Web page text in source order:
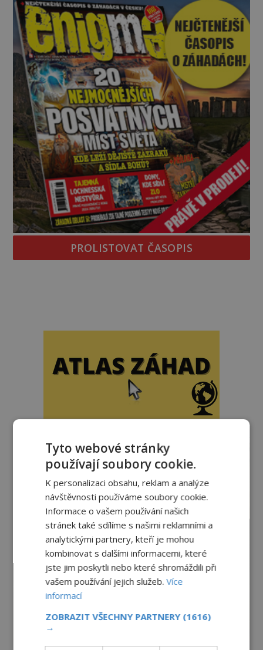
židovských komunitách po celém světě, je
PROLISTOVAT ČASOPIS
Tyto webové stránky
používají soubory cookie.
K personalizaci obsahu, reklam a analýze
návštěvnosti používáme soubory cookie.
Informace o vašem používání našich
stránek také sdílíme s našimi reklamními a
analytickými partnery, kteří je mohou
kombinovat s dalšími informacemi, které
jste jim poskytli nebo které shromáždili při
vašem používání jejich služeb.Více
informací
ZOBRAZIT VŠECHNY PARTNERY (1616)
→